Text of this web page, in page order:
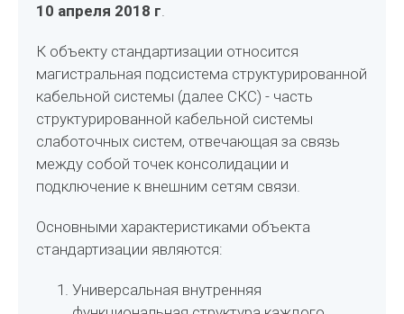
10 апреля 2018 г.
К объекту стандартизации относится
магистральная подсистема структурированной
кабельной системы (далее СКС) - часть
структурированной кабельной системы
слаботочных систем, отвечающая за связь
между собой точек консолидации и
подключение к внешним сетям связи.
Основными характеристиками объекта
стандартизации являются:
Универсальная внутренняя